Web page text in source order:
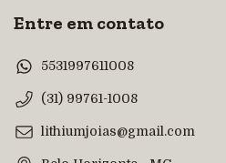
Entre em contato
5531997611008
(31) 99761-1008
lithiumjoias@gmail.com